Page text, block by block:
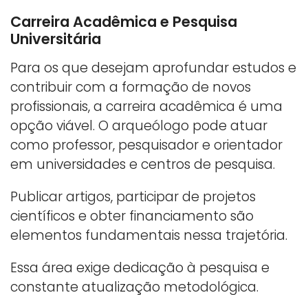
Carreira Acadêmica e Pesquisa
Universitária
Para os que desejam aprofundar estudos e
contribuir com a formação de novos
profissionais, a carreira acadêmica é uma
opção viável. O arqueólogo pode atuar
como professor, pesquisador e orientador
em universidades e centros de pesquisa.
Publicar artigos, participar de projetos
científicos e obter financiamento são
elementos fundamentais nessa trajetória.
Essa área exige dedicação à pesquisa e
constante atualização metodológica.